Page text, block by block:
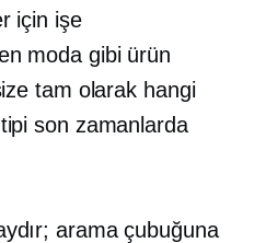
için işe
moda gibi ürün
tam olarak hangi
son zamanlarda
arama çubuğuna